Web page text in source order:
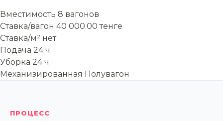
Вместимость 8 вагонов
Ставка/вагон 40 000.00 тенге
Ставка/м² нет
Подача 24 ч
Уборка 24 ч
Механизированная Полувагон
ПРОЦЕСС